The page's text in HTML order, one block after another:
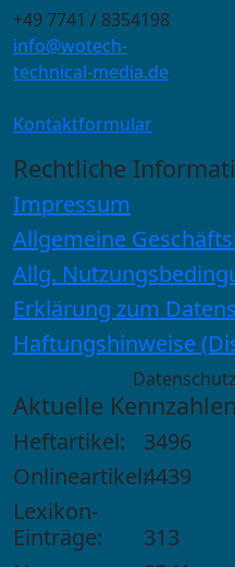
+49 7741 / 8354198
info@wotech-
technical-media.de
Kontaktformular
Rechtliche
Impressum
Allgemeine
Allg.
Erklärung zum
Haftungshinweise
Aktuelle Kennzahlen
Heftartikel:
3496
Onlineartikel:4439
Lexikon-
Einträge:
313